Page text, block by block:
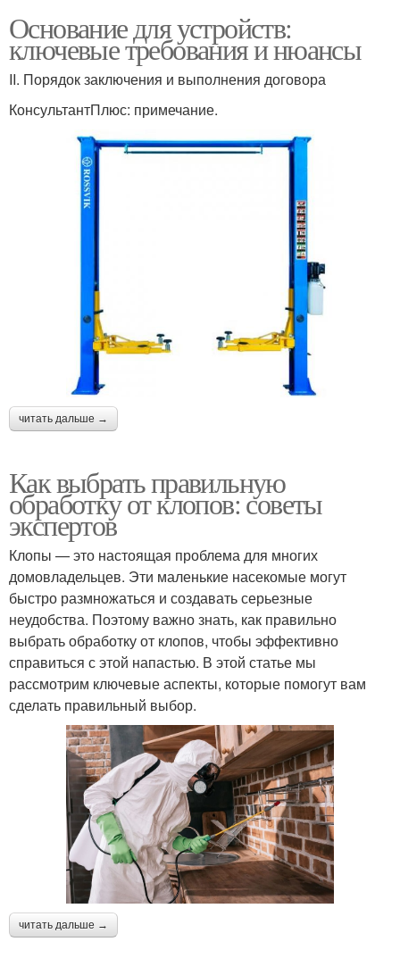
Основание для устройств:
ключевые требования и нюансы
II. Порядок заключения и выполнения договора
КонсультантПлюс: примечание.
читать дальше →
Как выбрать правильную
обработку от клопов: советы
экспертов
Клопы — это настоящая проблема для многих
домовладельцев. Эти маленькие насекомые могут
быстро размножаться и создавать серьезные
неудобства. Поэтому важно знать, как правильно
выбрать обработку от клопов, чтобы эффективно
справиться с этой напастью. В этой статье мы
рассмотрим ключевые аспекты, которые помогут вам
сделать правильный выбор.
читать дальше →